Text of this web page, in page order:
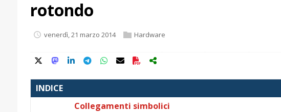
rotondo
venerdì, 21 marzo 2014 Hardware
INDICE
Collegamenti simbolici